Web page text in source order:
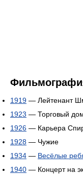
1919 — Лейтенант
1923 — Торговый
1926 — Карьера
1928 — Чужие
1934 — Весёлые
1940 — Концерт на